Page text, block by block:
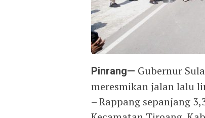
Pinrang— Gubernur
meresmikan jalan lalu
– Rappang sepanjang